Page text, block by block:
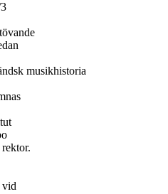
musikhistoria
vid